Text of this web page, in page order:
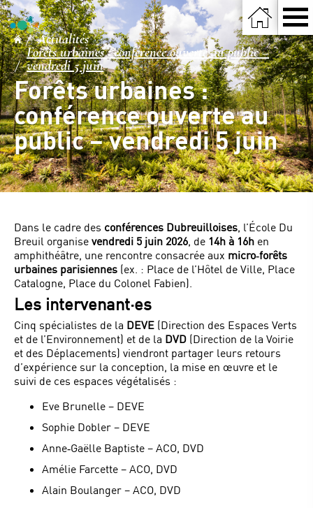
Actualités
Forêts urbaines : conférence ouverte au public –
vendredi 5 juin
Forêts urbaines :
conférence ouverte au
public – vendredi 5 juin
Dans le cadre des conférences Dubreuilloises, l’École Du
Breuil organise vendredi 5 juin 2026, de 14h à 16h en
amphithéâtre, une rencontre consacrée aux micro‑forêts
urbaines parisiennes (ex. : Place de l’Hôtel de Ville, Place
Catalogne, Place du Colonel Fabien).
Les intervenant·es
Cinq spécialistes de la DEVE (Direction des Espaces Verts
et de l’Environnement) et de la DVD (Direction de la Voirie
et des Déplacements) viendront partager leurs retours
d’expérience sur la conception, la mise en œuvre et le
suivi de ces espaces végétalisés :
Eve Brunelle – DEVE
Sophie Dobler – DEVE
Anne‑Gaëlle Baptiste – ACO, DVD
Amélie Farcette – ACO, DVD
Alain Boulanger – ACO, DVD